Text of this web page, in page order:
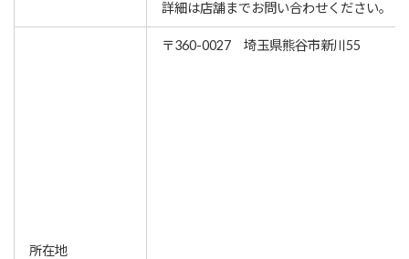
詳細は店舗までお問い合わせください。
所在地
〒360-0027 埼玉県熊谷市新川55